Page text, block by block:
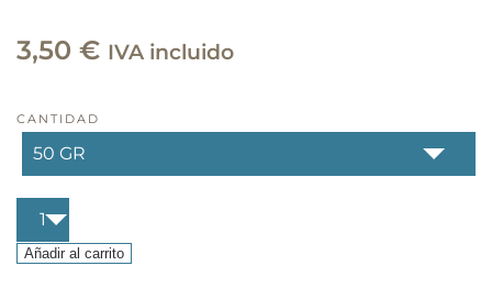
3,50 € IVA incluido
CANTIDAD
Tacos
mexicanos
cantidad
Añadir al carrito